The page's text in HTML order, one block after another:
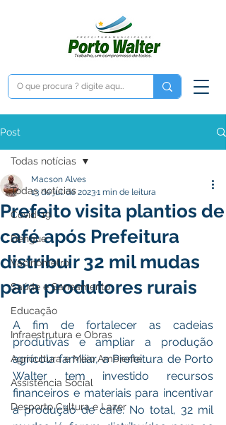
Post
Todas notícias
Covid-19
Dengue
Vacinômetro
Saúde e Saneamento
Educação
Infraestrutura e Obras
Agricultura e Meio Ambiente
Assistência Social
Desporto Cultura e Lazer
Todas notícias
Prefeito visita plantios de
café após Prefeitura
distribuir 32 mil mudas
para produtores rurais
Macson Alves
13 de jul. de 20231 min de leitura
A fim de fortalecer as cadeias
produtivas e ampliar a produção
agrícola familiar, a Prefeitura de Porto
Walter tem investido recursos
financeiros e materiais para incentivar
a produção de café. No total, 32 mil